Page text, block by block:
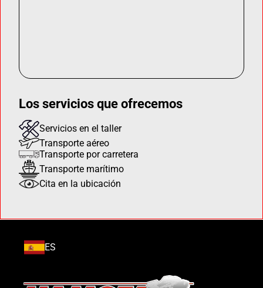
Los servicios que ofrecemos
Servicios en el taller
Transporte aéreo
Transporte por carretera
Transporte marítimo
Cita en la ubicación
ES